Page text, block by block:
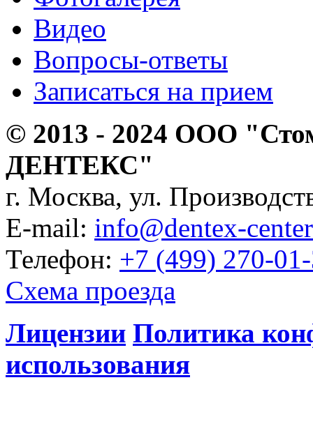
Видео
Вопросы-ответы
Записаться на прием
© 2013 - 2024 ООО
ДЕНТЕКС"
г. Москва, ул.
E-mail: info@dentex-
Телефон: +7 (499) 270-
Схема проезда
Лицензии Политика
использования